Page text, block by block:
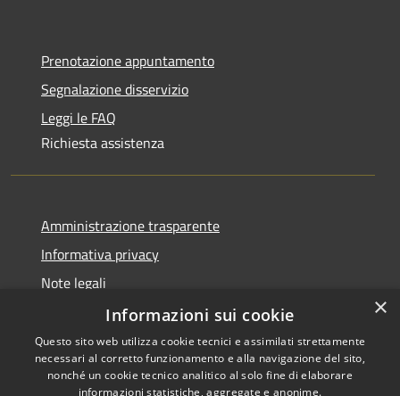
Prenotazione appuntamento
Segnalazione disservizio
Leggi le FAQ
Richiesta assistenza
Amministrazione trasparente
Informativa privacy
Note legali
Dichiarazione di accessibilità
×
Informazioni sui cookie
Questo sito web utilizza cookie tecnici e assimilati strettamente
necessari al corretto funzionamento e alla navigazione del sito,
nonché un cookie tecnico analitico al solo fine di elaborare
informazioni statistiche, aggregate e anonime.